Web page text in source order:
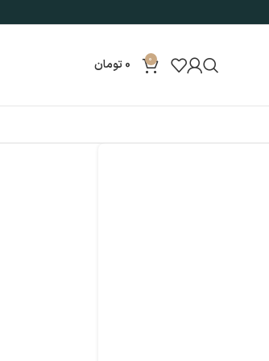
0
0تومان